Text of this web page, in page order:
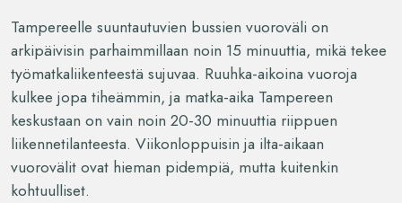
Tampereelle suuntautuvien bussien vuoroväli on
arkipäivisin parhaimmillaan noin 15 minuuttia, mikä tekee
työmatkaliikenteestä sujuvaa. Ruuhka-aikoina vuoroja
kulkee jopa tiheämmin, ja matka-aika Tampereen
keskustaan on vain noin 20-30 minuuttia riippuen
liikennetilanteesta. Viikonloppuisin ja ilta-aikaan
vuorovälit ovat hieman pidempiä, mutta kuitenkin
kohtuulliset.